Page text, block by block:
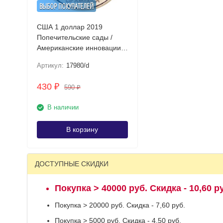
ВЫБОР ПОКУПАТЕЛЕЙ
США 1 доллар 2019
Попечительские сады /
Американские инновации
Артикул: 17980/d
430 ₽ 590₽
В наличии
В корзину
ДОСТУПНЫЕ СКИДКИ
Покупка > 40000 руб. Скидка - 10,60
Покупка > 20000 руб. Скидка - 7,60 руб.
Покупка > 5000 руб. Скидка - 4,50 руб.